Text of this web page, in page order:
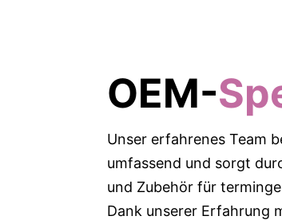
OEM-
Unser erfahrenes Team
umfassend und sorgt
und Zubehör für
Dank unserer Erfahrung